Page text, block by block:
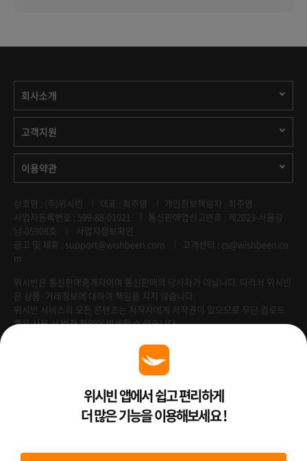
회사소개
고객지원
이용약관
상호명 : (주)위시빈 대표 : 최주영
개인정보책임자 : 최주영
사업자등록번호 : 599-88-01021
통신판매업신고번호 : 제2023-서울강
남-05908호
사업자정보확인
광고 및 제휴 : support@wishbeen.com
고객센터 : cs@wishbeen.co
m
위시빈은 통신판매중개자이며 통신판매의 당사자가 아닙니다. 따라서 위시빈
은 상품·거래정보에 대하여 책임을 지지 않습니다.
위시빈 서비스의 모든 콘텐츠는 저작자에게 저작권이 있으므로 무단 업로드
혹은 사용 시 법적 책임이 발생할 수 있습니다.
Venture Enterprise위시빈 앱에서 쉽고 편리하게
더 많은 기능을 이용해보세요 !